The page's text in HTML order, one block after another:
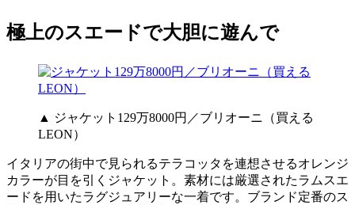
極上のスエードで大胆に遊んで
▲ ジャケット129万8000円／ブリオーニ（買える
LEON）
イタリアの街中で見られるテラコッタを連想させるオレンジ
カラーが目を引くジャケット。素材には厳選されたラムスエ
ードを用いたラグジュアリーな一着です。ブランド定番のス